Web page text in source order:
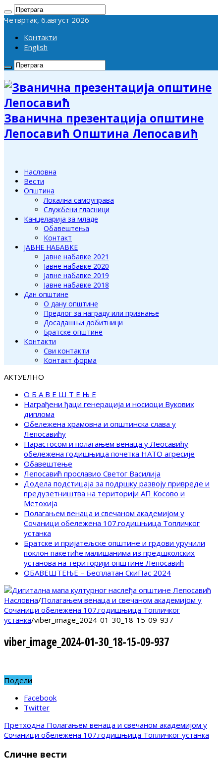
Четвртак, 6.август 2026
Контакти
English
Званична презентација општине
Лепосавић Општина Лепосавић
Насловна
Вести
Општина
Локална самоуправа
Службени гласници
Канцеларија за младе
Обавештења
Контакт
ЈАВНЕ НАБАВКЕ
Јавне набавке 2021
Јавне набавке 2020
Јавне набавке 2019
Јавне набавке 2018
Дан општине
О дану општине
Предлог за награду или признање
Досадашњи добитници
Братске општине
Контакти
Сви контакти
Контакт форма
АКТУЕЛНО
О Б А В Е Ш Т Е Њ Е
Награђени ђаци генерација и носиоци Вукових
диплома
Обележена храмовна и општинска слава у
Лепосавићу
Парастосом и полагањем венаца у Леосавићу
обележена годишњица почетка НАТО агресије
Обавештење
Лепосавић прославио Светог Василија
Додела подстицаја за подршку развоју привреде и
предузетништва на територији АП Косово и
Метохија
Полагањем венаца и свечаном академијом у
Сочаници обележена 107.годишњица Топличког
устанка
Братске и пријатељске општине и грдови уручили
поклон пакетиће малишанима из предшколских
установа на територији општине Лепосавић
ОБАВЕШТЕЊЕ – Бесплатан СкиПас 2024
Насловна/Полагањем венаца и свечаном академијом у
Сочаници обележена 107.годишњица Топличког
устанка/viber_image_2024-01-30_18-15-09-937
viber_image_2024-01-30_18-15-09-937
Подели
Facebook
Twitter
Претходна Полагањем венаца и свечаном академијом у
Сочаници обележена 107.годишњица Топличког устанка
Сличне вести